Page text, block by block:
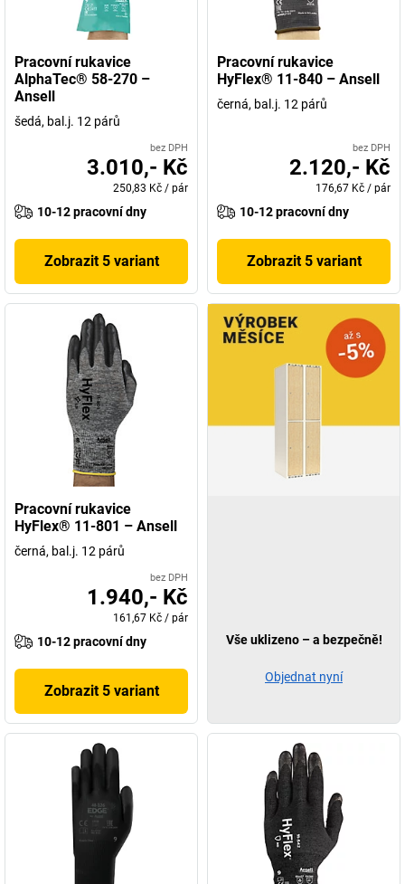
Pracovní rukavice
AlphaTec® 58-270 –
Ansell
šedá, bal.j. 12 párů
bez DPH
3.010,- Kč
250,83 Kč / pár
10-12 pracovní dny
Zobrazit 5 variant
Pracovní rukavice
HyFlex® 11-840 – Ansell
černá, bal.j. 12 párů
bez DPH
2.120,- Kč
176,67 Kč / pár
10-12 pracovní dny
Zobrazit 5 variant
Pracovní rukavice
HyFlex® 11-801 – Ansell
černá, bal.j. 12 párů
bez DPH
1.940,- Kč
161,67 Kč / pár
10-12 pracovní dny
Zobrazit 5 variant
Vše uklizeno – a bezpečně!
Objednat nyní